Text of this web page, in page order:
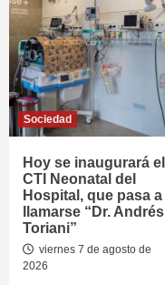
Sociedad
Hoy se inaugurará el
CTI Neonatal del
Hospital, que pasa a
llamarse “Dr. Andrés
Toriani”
viernes 7 de agosto de
2026